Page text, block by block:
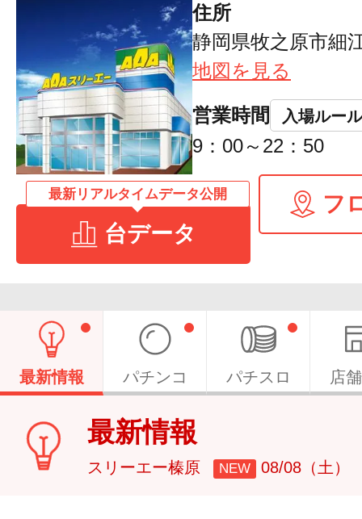
住所
静岡県牧之原市細
地図を見る
営業時間 入場ルール
9：00～22：50
最新リアルタイムデータ公開
台データ
フ
最新情報 パチンコ パチスロ 店
最新情報
スリーエー榛原 NEW 08/08（土）